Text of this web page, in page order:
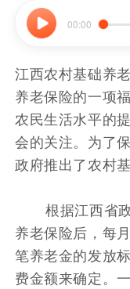
00:00
江西农村基础养
养老保险的一项
农民生活水平的
会的关注。为了
政府推出了农村
根据江西省政
养老保险后，每
笔养老金的发放
费金额来确定。